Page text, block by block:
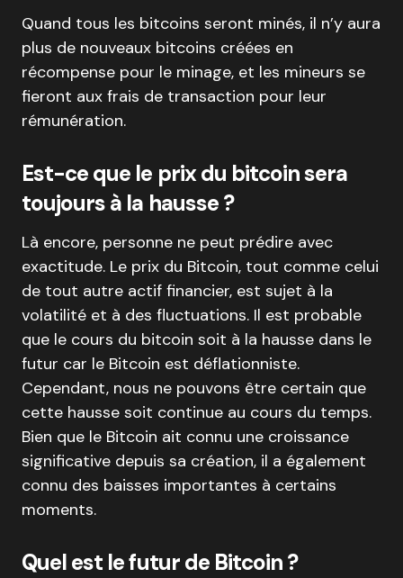
Quand tous les bitcoins seront minés, il n’y aura
plus de nouveaux bitcoins créées en
récompense pour le minage, et les mineurs se
fieront aux frais de transaction pour leur
rémunération.
Est-ce que le prix du bitcoin sera
toujours à la hausse ?
Là encore, personne ne peut prédire avec
exactitude. Le prix du Bitcoin, tout comme celui
de tout autre actif financier, est sujet à la
volatilité et à des fluctuations. Il est probable
que le cours du bitcoin soit à la hausse dans le
futur car le Bitcoin est déflationniste.
Cependant, nous ne pouvons être certain que
cette hausse soit continue au cours du temps.
Bien que le Bitcoin ait connu une croissance
significative depuis sa création, il a également
connu des baisses importantes à certains
moments.
Quel est le futur de Bitcoin ?